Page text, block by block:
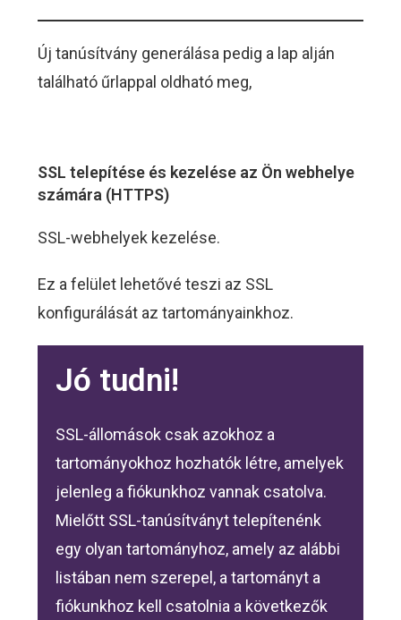
Új tanúsítvány generálása pedig a lap alján
található űrlappal oldható meg,
SSL telepítése és kezelése az Ön webhelye
számára (HTTPS)
SSL-webhelyek kezelése.
Ez a felület lehetővé teszi az SSL
konfigurálását az tartományainkhoz.
Jó tudni!
SSL-állomások csak azokhoz a
tartományokhoz hozhatók létre, amelyek
jelenleg a fiókunkhoz vannak csatolva.
Mielőtt SSL-tanúsítványt telepítenénk
egy olyan tartományhoz, amely az alábbi
listában nem szerepel, a tartományt a
fiókunkhoz kell csatolnia a következők